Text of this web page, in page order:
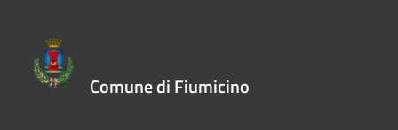
Comune di Fiumicino